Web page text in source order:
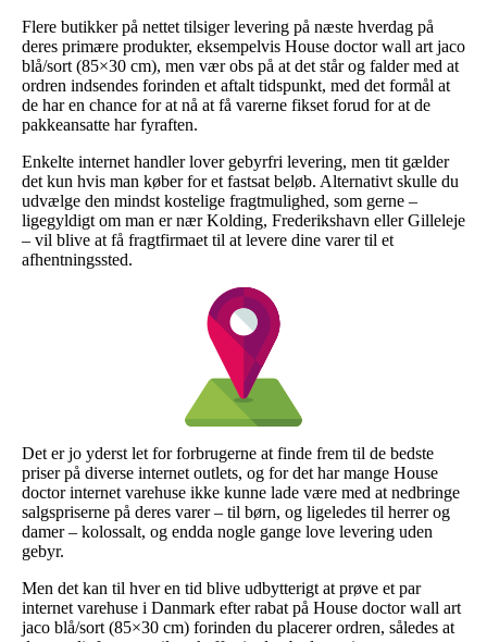
Flere butikker på nettet tilsiger levering på næste hverdag på
deres primære produkter, eksempelvis House doctor wall art jaco
blå/sort (85×30 cm), men vær obs på at det står og falder med at
ordren indsendes forinden et aftalt tidspunkt, med det formål at
de har en chance for at nå at få varerne fikset forud for at de
pakkeansatte har fyraften.
Enkelte internet handler lover gebyrfri levering, men tit gælder
det kun hvis man køber for et fastsat beløb. Alternativt skulle du
udvælge den mindst kostelige fragtmulighed, som gerne –
ligegyldigt om man er nær Kolding, Frederikshavn eller Gilleleje
– vil blive at få fragtfirmaet til at levere dine varer til et
afhentningssted.
Det er jo yderst let for forbrugerne at finde frem til de bedste
priser på diverse internet outlets, og for det har mange House
doctor internet varehuse ikke kunne lade være med at nedbringe
salgspriserne på deres varer – til børn, og ligeledes til herrer og
damer – kolossalt, og endda nogle gange love levering uden
gebyr.
Men det kan til hver en tid blive udbytterigt at prøve et par
internet varehuse i Danmark efter rabat på House doctor wall art
jaco blå/sort (85×30 cm) forinden du placerer ordren, således at